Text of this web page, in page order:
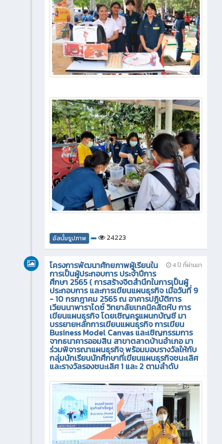
อัลบั้มรูปภาพ 24223
4 ปี ที่ผ่านมา
โครงการพัฒนาศักยภาพผู้เรียนใน
การเป็นผู้ประกอบการ ประจำปีการ
ศึกษา 2565 ( การสร้างจิตสำนึกในการเป็นผู้
ประกอบการ และการเขียนแผนธุรกิจ เมื่อวันที่ 9
- 10 กรกฎาคม 2565 ณ อาคารปฏิบัติการ
เวียนนาพาราไดซ์ วิทยาลัยเทคนิคสัตหีบ การ
เขียนแผนธุรกิจ โดยเชิญครูแผนกบัญชี มา
บรรยายหลักการเขียนแผนธุรกิจ การเขียน
Business Model Canvas และเชิญกรรมการ
จากธนาคารออมสิน สาขาตลาดบ้านอำเภอ มา
ร่วมพิจารณาแผนธุรกิจ พร้อมมอบรางวัลให้กับ
กลุ่มนักเรียนนักศึกษาที่เขียนแผนธุรกิจชนะเลิศ
และรางวัลรองชนะเลิศ 1 และ 2 ตามลำดับ